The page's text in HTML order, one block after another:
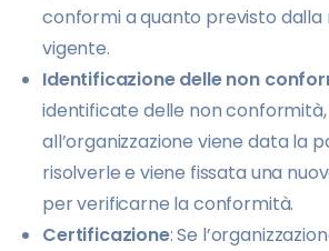
conformi a quanto previsto dalla
vigente.
Identificazione delle non
identificate delle non conformità,
all’organizzazione viene data la
risolverle e viene fissata una
per verificarne la conformità.
Certificazione: Se